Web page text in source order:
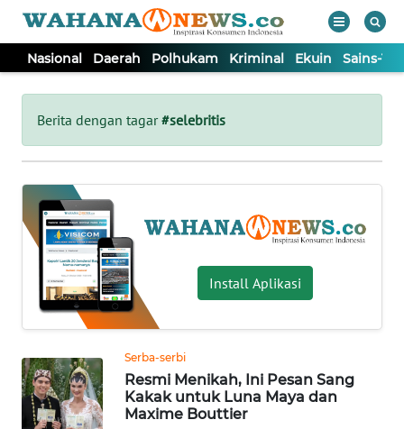
Nasional Daerah Polhukam Kriminal Ekuin Sains-
Berita dengan tagar#selebritis
Install Aplikasi
Serba-serbi
Resmi Menikah, Ini Pesan Sang
Kakak untuk Luna Maya dan
Maxime Bouttier
Tutup
NASIONAL
DAERAH
POLHUKAM
KRIMINAL
EKUIN
SAINS-TEKNO